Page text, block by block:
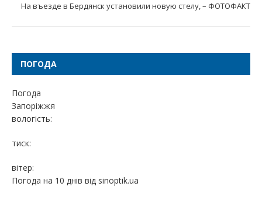
На въезде в Бердянск установили новую стелу, – ФОТОФАКТ
ПОГОДА
Погода
Запоріжжя
вологість:
тиск:
вітер:
Погода на 10 днів від sinoptik.ua